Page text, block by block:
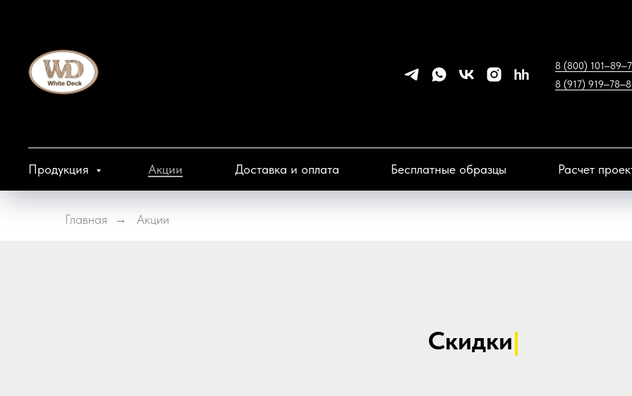
8 (800)
8 (917)
Продукция Акции Доставка и оплата Бесплатные образцы Расчет
Главная → Акции
Скидки|